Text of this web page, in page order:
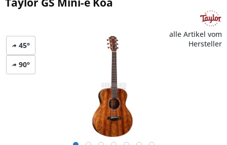
alle Artikel vom
Hersteller
45°
90°